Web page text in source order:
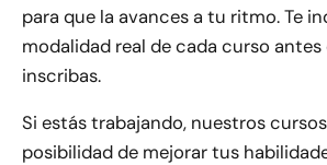
para que la avances a tu ritmo. Te
modalidad real de cada curso
inscribas.
Si estás trabajando, nuestros
posibilidad de mejorar tus